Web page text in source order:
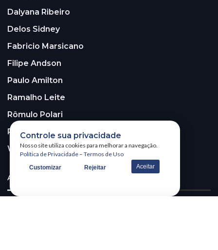
Dalyana Ribeiro
Delos Sidney
Fabricio Marsicano
Filipe Andson
Paulo Amilton
Ramalho Leite
Rômulo Polari
Rui Leitão
Walter Santos
ASSINE A NOSSA NEWSLETTER!
Controle sua privacidade
Nosso site utiliza cookies para melhorar a navegação.
Política de Privacidade – Termos de Uso
Customizar Rejeitar Aceitar